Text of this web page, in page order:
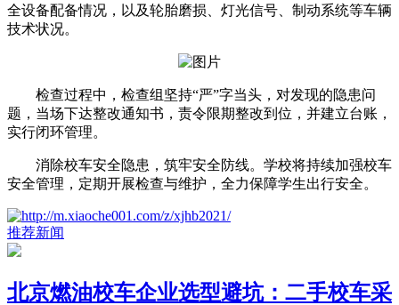
全设备配备情况，以及轮胎磨损、灯光信号、制动系统等车辆
技术状况。
检查过程中，检查组坚持“严”字当头，对发现的隐患问
题，当场下达整改通知书，责令限期整改到位，并建立台账，
实行闭环管理。
消除校车安全隐患，筑牢安全防线。学校将持续加强校车
安全管理，定期开展检查与维护，全力保障学生出行安全。
推荐新闻
北京燃油校车企业选型避坑：二手校车采